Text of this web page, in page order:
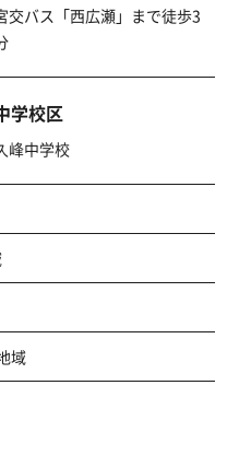
交バス「西広瀬」まで徒歩3
学校区
峰中学校
域